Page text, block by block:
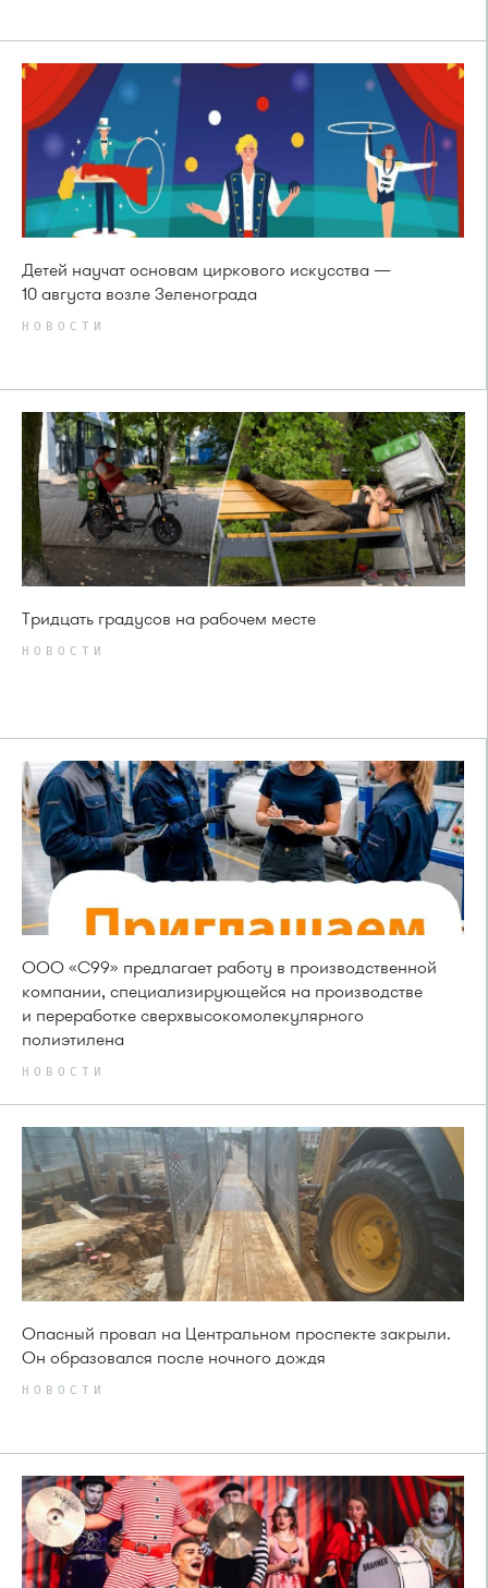
Детей научат основам циркового искусства —
10 августа возле Зеленограда
НОВОСТИ
Тридцать градусов на рабочем месте
НОВОСТИ
ООО «С99» предлагает работу в производственной
компании, специализирующейся на производстве
и переработке сверхвысокомолекулярного
полиэтилена
НОВОСТИ
Опасный провал на Центральном проспекте закрыли.
Он образовался после ночного дождя
НОВОСТИ